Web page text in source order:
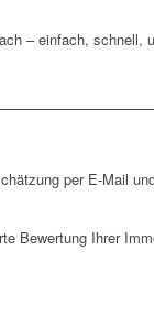
– einfach, schnell,
per E-Mail
Bewertung Ihrer